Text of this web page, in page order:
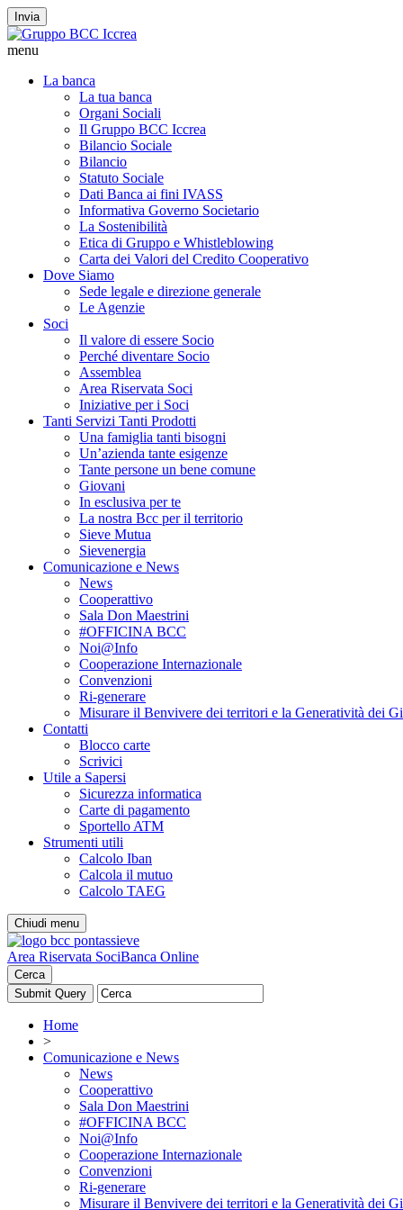
Invia
menu
La banca
La tua banca
Organi Sociali
Il Gruppo BCC Iccrea
Bilancio Sociale
Bilancio
Statuto Sociale
Dati Banca ai fini IVASS
Informativa Governo Societario
La Sostenibilità
Etica di Gruppo e Whistleblowing
Carta dei Valori del Credito Cooperativo
Dove Siamo
Sede legale e direzione generale
Le Agenzie
Soci
Il valore di essere Socio
Perché diventare Socio
Assemblea
Area Riservata Soci
Iniziative per i Soci
Tanti Servizi Tanti Prodotti
Una famiglia tanti bisogni
Un’azienda tante esigenze
Tante persone un bene comune
Giovani
In esclusiva per te
La nostra Bcc per il territorio
Sieve Mutua
Sievenergia
Comunicazione e News
News
Cooperattivo
Sala Don Maestrini
#OFFICINA BCC
Noi@Info
Cooperazione Internazionale
Convenzioni
Ri-generare
Misurare il Benvivere dei territori e la Generatività dei
Contatti
Blocco carte
Scrivici
Utile a Sapersi
Sicurezza informatica
Carte di pagamento
Sportello ATM
Strumenti utili
Calcolo Iban
Calcola il mutuo
Calcolo TAEG
Chiudi menu
Area Riservata SociBanca Online
Cerca
Home
>
Comunicazione e News
News
Cooperattivo
Sala Don Maestrini
#OFFICINA BCC
Noi@Info
Cooperazione Internazionale
Convenzioni
Ri-generare
Misurare il Benvivere dei territori e la Generatività dei